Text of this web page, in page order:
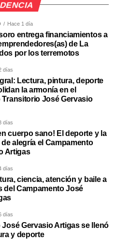
Hace 1 día
entrega financiamientos a
de La
por los terremotos
días
Lectura, pintura, deporte
la armonía en el
José Gervasio
días
cuerpo sano! El deporte y la
de alegría el Campamento
Artigas
días
ciencia, atención y baile a
del Campamento José
días
Gervasio Artigas se llenó
y deporte